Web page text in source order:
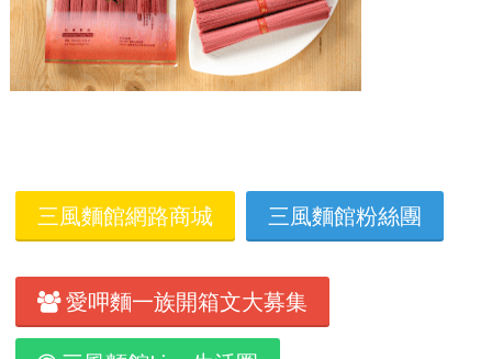
三風麵館網路商城 三風麵館粉絲團
愛呷麵一族開箱文大募集